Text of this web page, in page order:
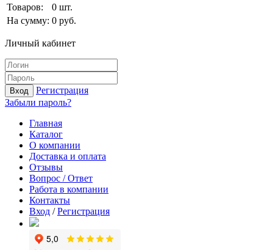
Товаров:
0 шт.
На сумму: 0 руб.
Личный кабинет
Вход
Регистрация
Забыли пароль?
Главная
Каталог
О компании
Доставка и оплата
Отзывы
Вопрос / Ответ
Работа в компании
Контакты
Вход /Регистрация